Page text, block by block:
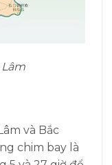
và Bắc
chim bay là